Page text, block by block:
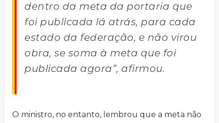
dentro da meta da portaria que
foi publicada lá atrás, para cada
estado da federação, e não virou
obra, se soma à meta que foi
publicada agora”, afirmou.
O ministro, no entanto, lembrou que a meta não